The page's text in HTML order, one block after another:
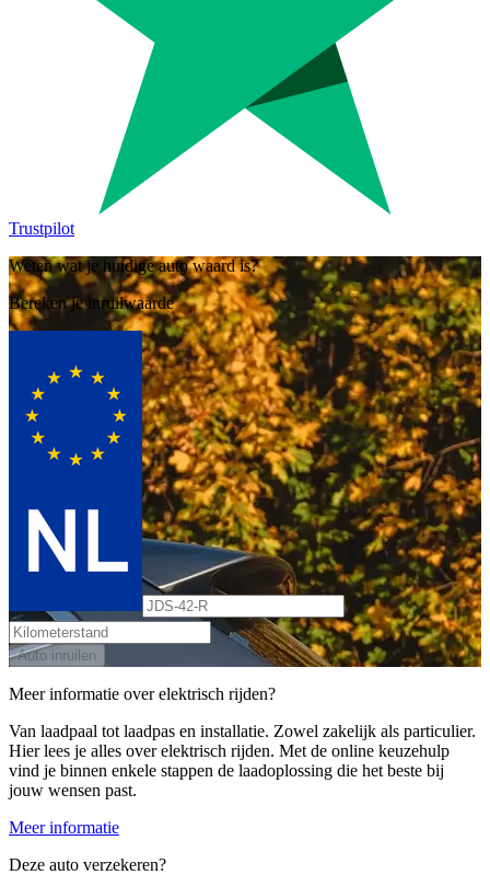
Trustpilot
Weten wat je huidige auto waard is?
Bereken je inruilwaarde
Auto inruilen
Meer informatie over elektrisch rijden?
Van laadpaal tot laadpas en installatie. Zowel zakelijk als particulier.
Hier lees je alles over elektrisch rijden. Met de online keuzehulp
vind je binnen enkele stappen de laadoplossing die het beste bij
jouw wensen past.
Meer informatie
Deze auto verzekeren?